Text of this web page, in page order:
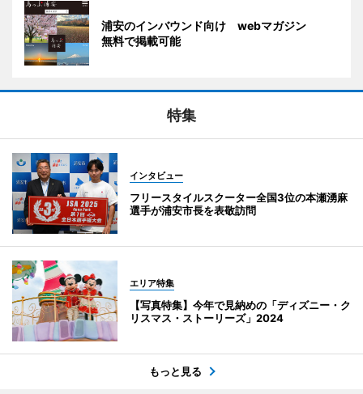
浦安のインバウンド向け webマガジン
無料で掲載可能
特集
インタビュー
フリースタイルスクーター全国3位の本瀬湧麻
選手が浦安市長を表敬訪問
エリア特集
【写真特集】今年で見納めの「ディズニー・ク
リスマス・ストーリーズ」2024
もっと見る